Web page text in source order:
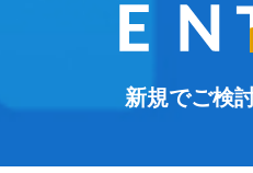
新規でご検